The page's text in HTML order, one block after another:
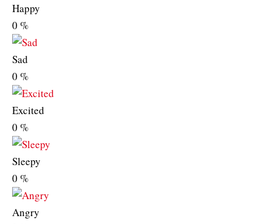
Happy
0 %
Sad
0 %
Excited
0 %
Sleepy
0 %
Angry